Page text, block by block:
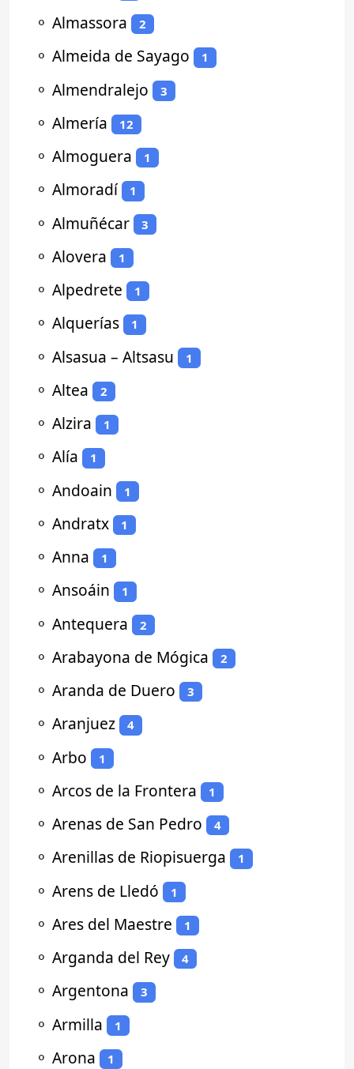
⚬ Almassora 2
⚬ Almeida de Sayago 1
⚬ Almendralejo 3
⚬ Almería 12
⚬ Almoguera 1
⚬ Almoradí 1
⚬ Almuñécar 3
⚬ Alovera 1
⚬ Alpedrete 1
⚬ Alquerías 1
⚬ Alsasua – Altsasu 1
⚬ Altea 2
⚬ Alzira 1
⚬ Alía 1
⚬ Andoain 1
⚬ Andratx 1
⚬ Anna 1
⚬ Ansoáin 1
⚬ Antequera 2
⚬ Arabayona de Mógica 2
⚬ Aranda de Duero 3
⚬ Aranjuez 4
⚬ Arbo 1
⚬ Arcos de la Frontera 1
⚬ Arenas de San Pedro 4
⚬ Arenillas de Riopisuerga 1
⚬ Arens de Lledó 1
⚬ Ares del Maestre 1
⚬ Arganda del Rey 4
⚬ Argentona 3
⚬ Armilla 1
⚬ Arona 1